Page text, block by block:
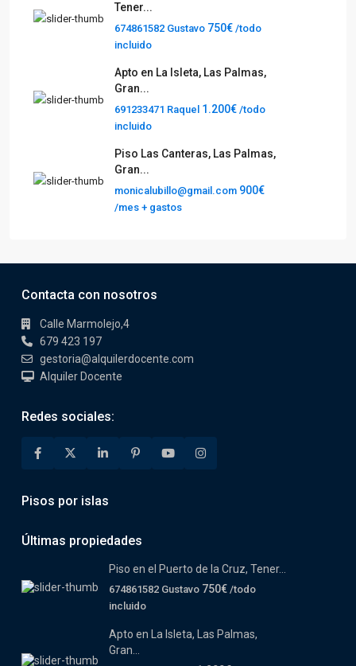
Tener...
674861582 Gustavo 750€ /todo
incluido
Apto en La Isleta, Las Palmas,
Gran...
691233471 Raquel 1.200€ /todo
incluido
Piso Las Canteras, Las Palmas,
Gran...
monicalubillo@gmail.com 900€
/mes + gastos
Contacta con nosotros
Calle Marmolejo,4
679 423 197
gestoria@alquilerdocente.com
Alquiler Docente
Redes sociales:
Pisos por islas
Últimas propiedades
Piso en el Puerto de la Cruz, Tener...
674861582 Gustavo 750€ /todo
incluido
Apto en La Isleta, Las Palmas,
Gran...